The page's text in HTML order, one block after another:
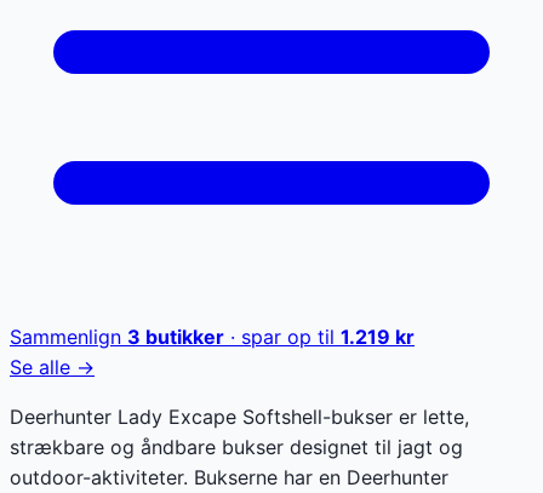
Sammenlign 3 butikker · spar op til 1.219 kr
Se alle →
Deerhunter Lady Excape Softshell-bukser er lette,
strækbare og åndbare bukser designet til jagt og
outdoor-aktiviteter. Bukserne har en Deerhunter